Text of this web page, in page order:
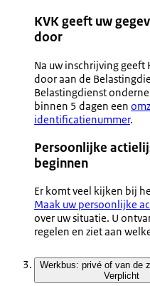
KVK geeft uw
door
Na uw inschrijving geeft
door aan de
Belastingdienst
binnen 5 dagen een
identificatienummer.
Persoonlijke
beginnen
Er komt veel kijken bij
Maak uw persoonlijke
over uw situatie. U
regelen en ziet aan
Werkbus: privé of van de
Verplicht